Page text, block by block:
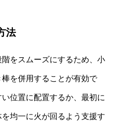
法
をスムーズにするため、小
を併用することが有効で
位置に配置するか、最初に
均一に火が回るよう支援す